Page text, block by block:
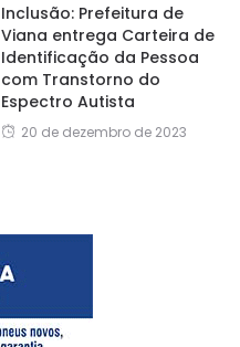
Inclusão: Prefeitura de
Viana entrega Carteira de
Identificação da Pessoa
com Transtorno do
Espectro Autista
20 de dezembro de 2023